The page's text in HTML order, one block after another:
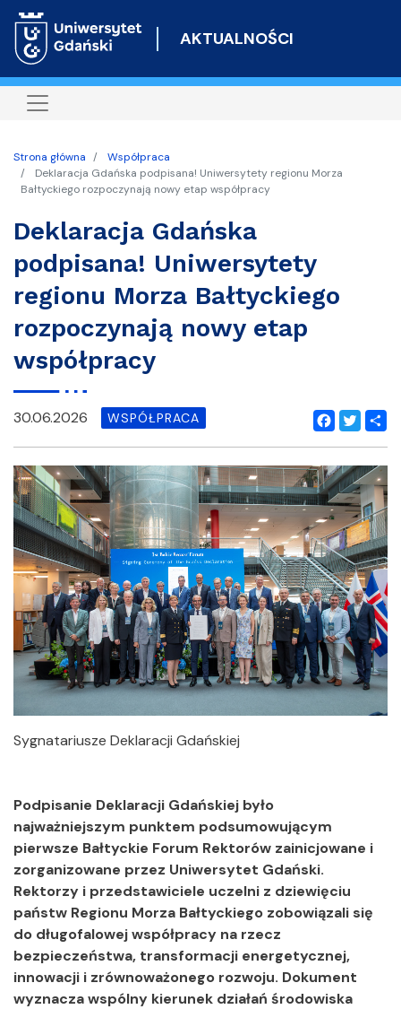
do
AKTUALNOŚCI
Strona główna
Współpraca
Deklaracja Gdańska podpisana! Uniwersytety regionu Morza
Bałtyckiego rozpoczynają nowy etap współpracy
Deklaracja Gdańska
podpisana! Uniwersytety
regionu Morza Bałtyckiego
rozpoczynają nowy etap
współpracy
Facebook
Twitter
30.06.2026 WSPÓŁPRACA
Sygnatariusze Deklaracji Gdańskiej
Podpisanie Deklaracji Gdańskiej było
najważniejszym punktem podsumowującym
pierwsze Bałtyckie Forum Rektorów zainicjowane i
zorganizowane przez Uniwersytet Gdański.
Rektorzy i przedstawiciele uczelni z dziewięciu
państw Regionu Morza Bałtyckiego zobowiązali się
do długofalowej współpracy na rzecz
bezpieczeństwa, transformacji energetycznej,
innowacji i zrównoważonego rozwoju. Dokument
wyznacza wspólny kierunek działań środowiska